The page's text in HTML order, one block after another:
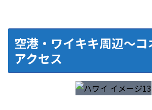
空港・ワイキキ周辺～
アクセス